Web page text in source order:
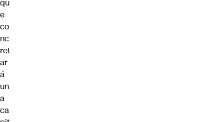
qu
e
co
nc
ret
ar
á
un
a
ca